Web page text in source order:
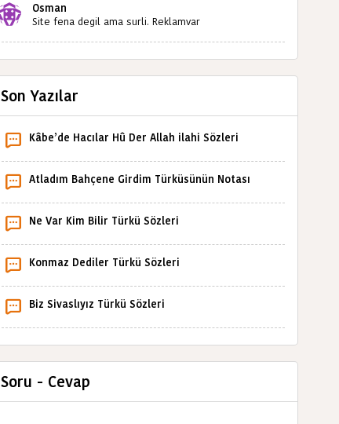
Osman
Site fena degil ama surli. Reklamvar
Son Yazılar
Kâbe’de Hacılar Hû Der Allah ilahi Sözleri
Atladım Bahçene Girdim Türküsünün Notası
Ne Var Kim Bilir Türkü Sözleri
Konmaz Dediler Türkü Sözleri
Biz Sivaslıyız Türkü Sözleri
Soru - Cevap